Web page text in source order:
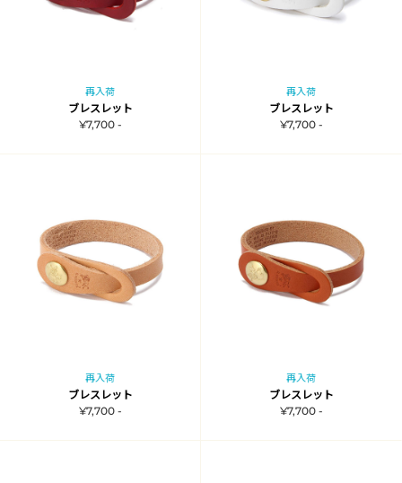
再入荷
ブレスレット
¥7,700 -
再入荷
ブレスレット
¥7,700 -
再入荷
ブレスレット
¥7,700 -
再入荷
ブレスレット
¥7,700 -